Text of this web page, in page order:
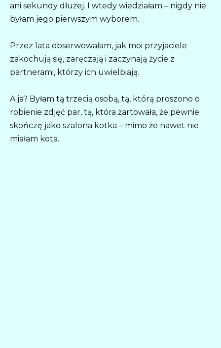
ani sekundy dłużej. I wtedy wiedziałam – nigdy nie
byłam jego pierwszym wyborem.
Przez lata obserwowałam, jak moi przyjaciele
zakochują się, zaręczają i zaczynają życie z
partnerami, którzy ich uwielbiają.
A ja? Byłam tą trzecią osobą, tą, którą proszono o
robienie zdjęć par, tą, która żartowała, że pewnie
skończę jako szalona kotka – mimo że nawet nie
miałam kota.